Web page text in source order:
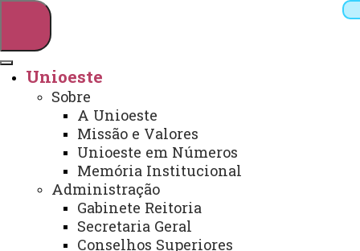
Webmail Sistemas
Telefones
Arquivo Virtual
Campus
Unioeste
Sobre
A Unioeste
Missão e Valores
Unioeste em Números
Memória Institucional
Administração
Gabinete Reitoria
Secretaria Geral
Conselhos Superiores